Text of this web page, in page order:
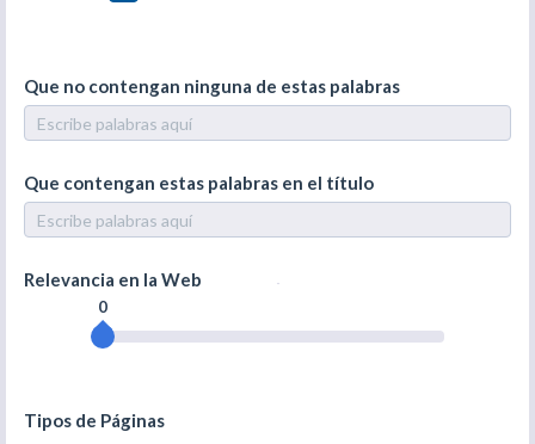
Que no contengan ninguna de estas palabras
Que contengan estas palabras en el título
Relevancia en la Web
0
Tipos de Páginas